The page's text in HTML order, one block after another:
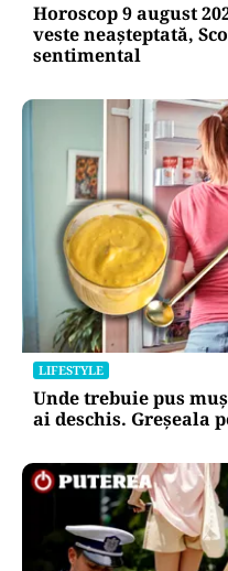
Horoscop 9 august
veste neașteptată,
sentimental
LIFESTYLE
Unde trebuie pus
ai deschis. Greșeala